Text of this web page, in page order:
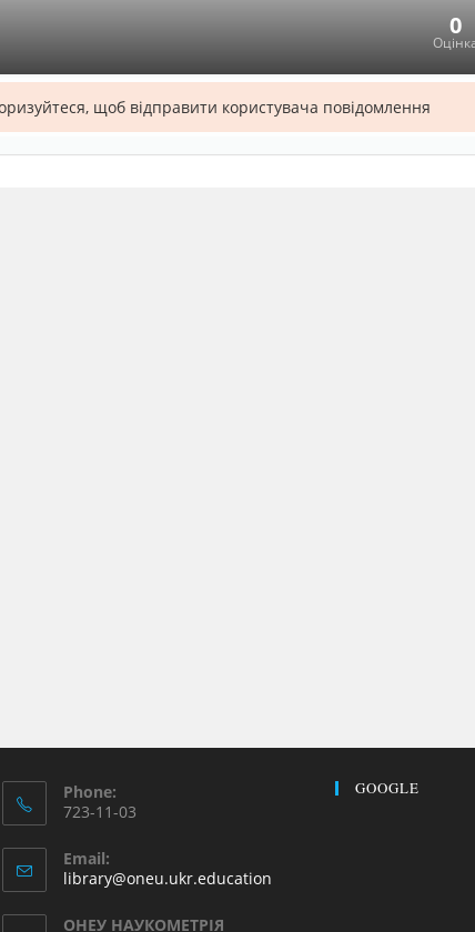
0
щоб відправити користувача повідомлення
Phone:
723-11-03
Email:
library@oneu.ukr.education
ОНЕУ НАУКОМЕТРІЯ
GOOGLE